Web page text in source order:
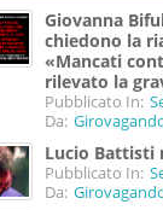
Giovanna
chiedono la
«Mancati
rilevato la
Pubblicato In:
Da:
Lucio Battisti
Pubblicato In:
Da: